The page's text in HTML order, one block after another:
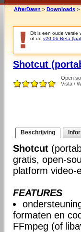
AfterDawn > Downloads >
Dit is een oude versie
of de v20.06 Beta
Shotcut
Open
Vista /
Beschrijving
Shotcut
gratis, open-
platform video-
FEATURES
formaten en
FFmpeg (of